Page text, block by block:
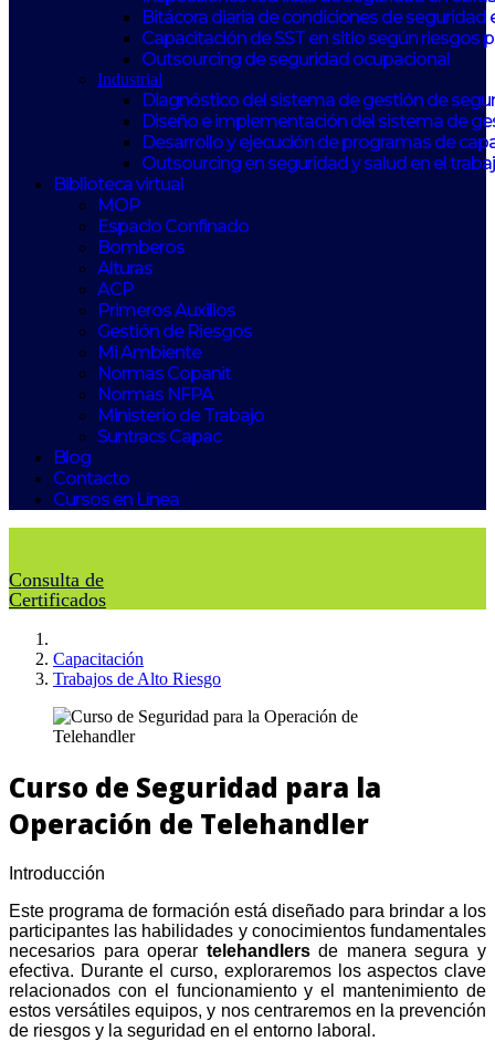
Bitácora diaria de condiciones de seguridad
Capacitación de SST en sitio según riesgos
Outsourcing de seguridad ocupacional
Industrial
Diagnóstico del sistema de gestión de
Diseño e implementación del sistema de
Desarrollo y ejecución de programas de
Outsourcing en seguridad y salud en el
Biblioteca virtual
MOP
Espacio Confinado
Bomberos
Alturas
ACP
Primeros Auxilios
Gestión de Riesgos
Mi Ambiente
Normas Copanit
Normas NFPA
Ministerio de Trabajo
Suntracs Capac
Blog
Contacto
Cursos en Línea
Consulta de
Certificados
Capacitación
Trabajos de Alto Riesgo
Curso de Seguridad para la
Operación de Telehandler
Introducción
Este programa de formación está diseñado para brindar a los
participantes las habilidades y conocimientos fundamentales
necesarios para operar telehandlersde manera segura y
efectiva. Durante el curso, exploraremos los aspectos clave
relacionados con el funcionamiento y el mantenimiento de
estos versátiles equipos, y nos centraremos en la prevención
de riesgos y la seguridad en el entorno laboral.